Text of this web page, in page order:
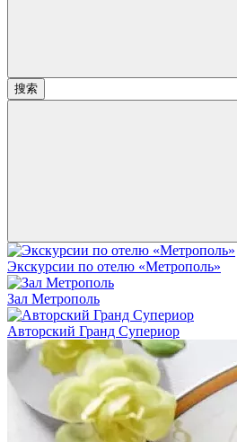
搜索
Экскурсии по отелю «Метрополь»
Зал Метрополь
Авторский Гранд Супериор